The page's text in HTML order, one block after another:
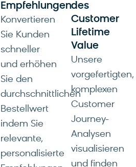
Empfehlungen
Konvertieren
Sie Kunden
schneller
und erhöhen
Sie den
durchschnittlichen
Bestellwert
indem Sie
relevante,
personalisierte
des
Customer
Lifetime
Value
Unsere
vorgefertigten,
komplexen
Customer
Journey-
Analysen
visualisieren
und finden